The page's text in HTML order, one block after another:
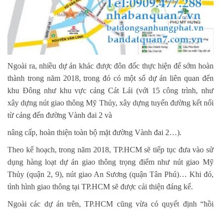
Ngoài ra, nhiều dự án khác được đôn đốc thực hiện để sớm hoàn
thành trong năm 2018, trong đócó một số dự án liên quan đến
khu Đông như khu vực cảng Cát Lái (với 15 công trình, như
xâydựng nút giao thông Mỹ Thủy, xây dựng tuyến đường kết nối
từ cảng đến đường Vành đai 2 và
nâng cấp, hoàn thiện toàn bộ mặt đường Vành đai 2…).
Theo kế hoạch, trong năm 2018, TP.HCM sẽ tiếp tục đưa vào sử
dụng hàng loạt dự án giao thôngtrọng điểm như nút giao Mỹ
Thủy (quận 2, 9), nút giao An Sương (quận Tân Phú)… Khi đó,
tình hình giao thông tại TP.HCM sẽ được cải thiện đáng kể.
Ngoài các dự án trên, TP.HCM cũng vừa có quyết định “hồi